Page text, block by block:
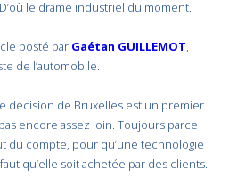
le drame industriel du moment.
posté par Gaétan GUILLEMOT,
de l’automobile.
décision de Bruxelles est un premier
encore assez loin. Toujours parce
du compte, pour qu’une technologie
qu’elle soit achetée par des clients.